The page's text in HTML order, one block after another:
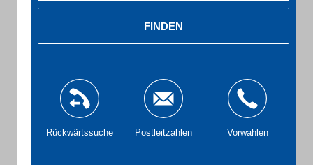
FINDEN
Rückwärtssuche Postleitzahlen Vorwahlen